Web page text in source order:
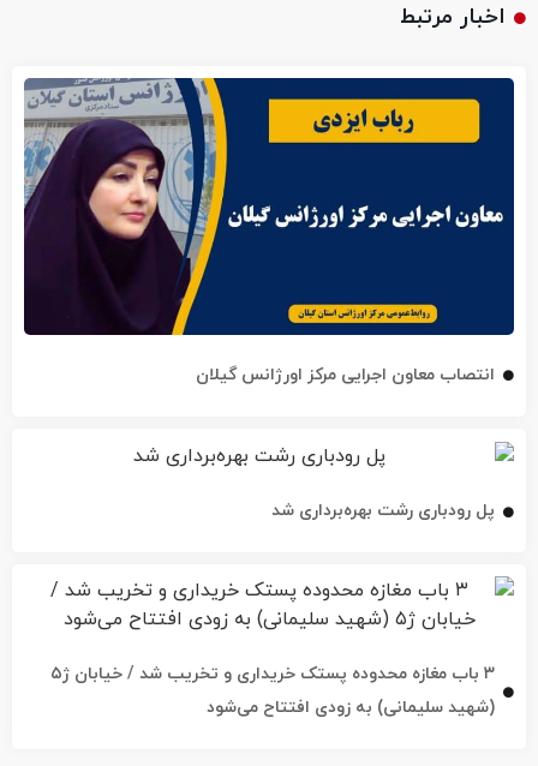
اخبار مرتبط
انتصاب معاون اجرایی مرکز اورژانس گیلان
پل رودباری رشت بهره‌برداری شد
۳ باب مغازه محدوده پستک خریداری و تخریب شد / خیابان ژ۵
(شهید سلیمانی) به زودی افتتاح می‌شود